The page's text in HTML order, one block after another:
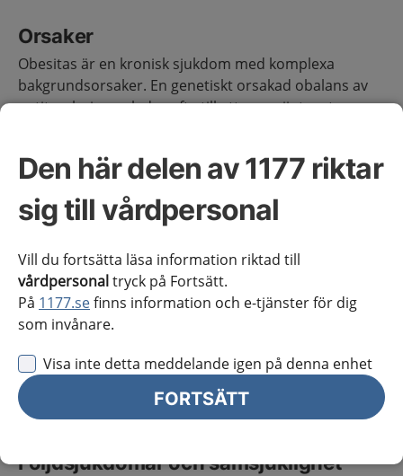
Den här delen av 1177 riktar
sig till vårdpersonal
Vill du fortsätta läsa information riktad till
vårdpersonaltryck på Fortsätt.
På 1177.sefinns information och e-tjänster för dig
som invånare.
Visa inte detta meddelande igen på denna enhet
FORTSÄTT
Orsaker
Obesitas är en kronisk sjukdom med komplexa
bakgrundsorsaker. En genetiskt orsakad obalans av
aptitregleringen leder ofta till att energiintaget
genom ökad hunger och minskad mättnadskänsla.
Orsakssamband
Ärftliga, miljömässiga, beteendemässiga och
socioekonomiska faktorer samspelar. liksom svåra
livshändelser, mobbning, psykisk sjukdom eller
psykosocial utsatthet.
Människor med obesitas blir stigmatiserade och
diskriminerade, vilket kan bidra till ytterligare
viktuppgång.
Följdsjukdomar och samsjuklighet